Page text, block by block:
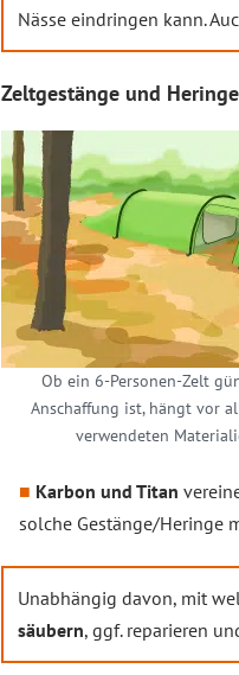
Nässe eindringen kann.
Zeltgestänge und Heringe
Ob ein 6-Personen-Zelt
Anschaffung ist, hängt vor
verwendeten
Karbon und Titan
solche Gestänge/Heringe
Unabhängig davon, mit
säubern, ggf. reparieren